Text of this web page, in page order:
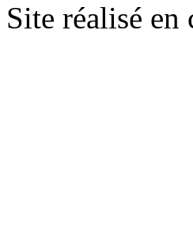
Site réalisé